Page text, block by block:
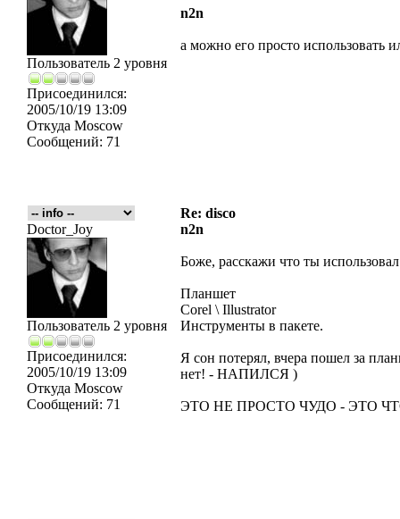
Пользователь 2 уровня
Присоединился:
2005/10/19 13:09
Откуда Moscow
Сообщений: 71
n2n
а можно его просто использовать
Re: disco
Doctor_Joy
Пользователь 2 уровня
Присоединился:
2005/10/19 13:09
Откуда Moscow
Сообщений: 71
n2n
Боже, расскажи что ты
Планшет
Corel \ Illustrator
Инструменты в пакете.
Я сон потерял, вчера пошел за
нет! - НАПИЛСЯ )
ЭТО НЕ ПРОСТО ЧУДО - ЭТО